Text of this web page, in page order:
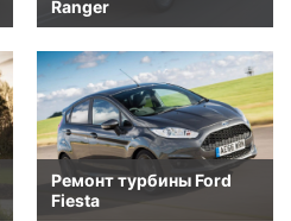
Ranger
Ремонт турбины Ford
Fiesta